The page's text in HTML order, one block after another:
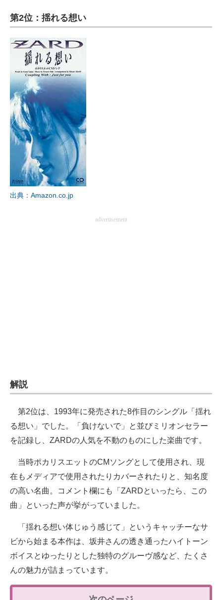
ちょっと気になるネットの話題
第2位：揺れる想い
出典：Amazon.co.jp
advertisement
解説
第2位は、1993年に発売された8作目のシングル「揺れ
る想い」でした。「負けないで」と並びミリオンセラー
を記録し、ZARDの人気を不動のものにした楽曲です。
当時ポカリスエットのCMソングとして使用され、現
在もメディアで使用されたりカバーされたりと、知名度
の高い名曲。コメント欄にも「ZARDといったら、この
曲」といった声が挙がっていました。
「揺れる想い体じゅう感じて」というキャッチーなサ
ビから始まる本作は、坂井さんの透き通ったハイトーン
ボイスとゆったりとした独特のグルーヴ感など、たくさ
んの魅力が詰まっています。